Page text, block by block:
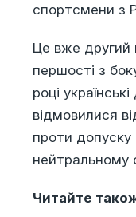
спортсмени з
Це вже другий
першості з
році
відмовилися
проти допуску
нейтральному
Читайте